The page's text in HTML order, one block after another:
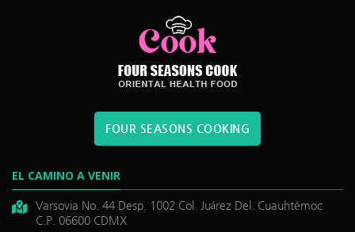
FOUR SEASONS COOKING
EL CAMINO A VENIR
Varsovia No. 44 Desp. 1002 Col. Juárez Del. Cuauhtémoc
C.P. 06600 CDMX